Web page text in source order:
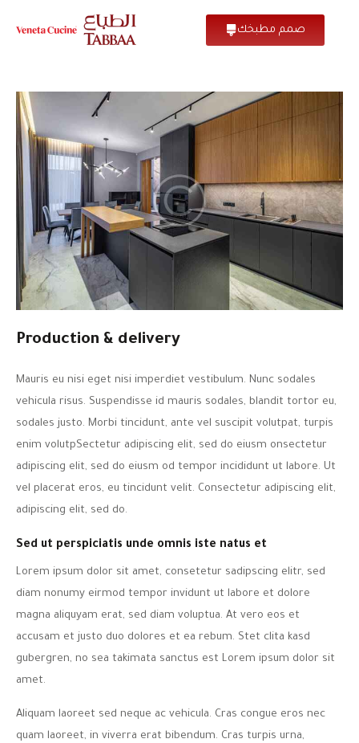
صمم مطبخك
Production & delivery
Mauris eu nisi eget nisi imperdiet vestibulum. Nunc sodales
vehicula risus. Suspendisse id mauris sodales, blandit tortor eu,
sodales justo. Morbi tincidunt, ante vel suscipit volutpat, turpis
enim volutpSectetur adipiscing elit, sed do eiusm onsectetur
adipiscing elit, sed do eiusm od tempor incididunt ut labore. Ut
vel placerat eros, eu tincidunt velit. Consectetur adipiscing elit,
adipiscing elit, sed do.
Sed ut perspiciatis unde omnis iste natus et
Lorem ipsum dolor sit amet, consetetur sadipscing elitr, sed
diam nonumy eirmod tempor invidunt ut labore et dolore
magna aliquyam erat, sed diam voluptua. At vero eos et
accusam et justo duo dolores et ea rebum. Stet clita kasd
gubergren, no sea takimata sanctus est Lorem ipsum dolor sit
amet.
Aliquam laoreet sed neque ac vehicula. Cras congue eros nec
quam laoreet, in viverra erat bibendum. Cras turpis urna,